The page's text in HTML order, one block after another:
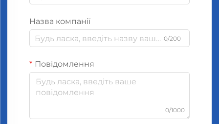
Назва компанії
0/200
Повідомлення
0/1000